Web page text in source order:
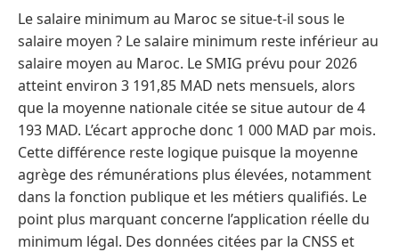
Le salaire minimum au Maroc se situe-t-il sous le
salaire moyen ? Le salaire minimum reste inférieur au
salaire moyen au Maroc. Le SMIG prévu pour 2026
atteint environ 3 191,85 MAD nets mensuels, alors
que la moyenne nationale citée se situe autour de 4
193 MAD. L’écart approche donc 1 000 MAD par mois.
Cette différence reste logique puisque la moyenne
agrège des rémunérations plus élevées, notamment
dans la fonction publique et les métiers qualifiés. Le
point plus marquant concerne l’application réelle du
minimum légal. Des données citées par la CNSS et